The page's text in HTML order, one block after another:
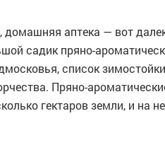
аптека — вот
садик пряно-
список
Пряно-
гектаров земли, и на